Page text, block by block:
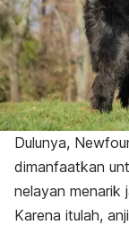
Dulunya,
dimanfaatkan
nelayan menarik
Karena itulah,